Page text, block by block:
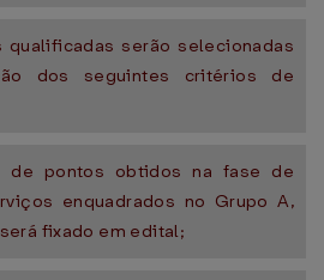
qualificadas serão selecionadas
dos seguintes critérios de
pontos obtidos na fase de
enquadrados no Grupo A,
fixado em edital;